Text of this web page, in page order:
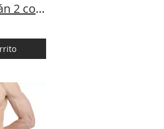
Long boxer Milán 2 colores